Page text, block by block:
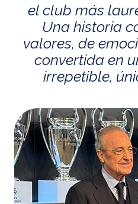
el club más
Una historia
valores, de
convertida en
irrepetible,